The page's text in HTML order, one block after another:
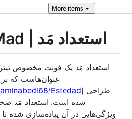
More items
Estedad Mad | استعداد مَد
عنوان‌هاست که
Estedad] طراحی
شده است. استعداد مَد
ویژگی‌هایی در آن پیاده‌سازی شده تا